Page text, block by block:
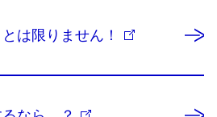
は限りません！